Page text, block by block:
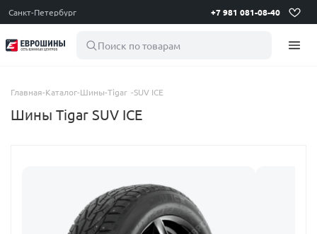
Санкт-Петербург +7 981 081-08-40
Поиск по товарам
Главная-Каталог-Шины-Tigar -SUV ICE
Шины Tigar SUV ICE